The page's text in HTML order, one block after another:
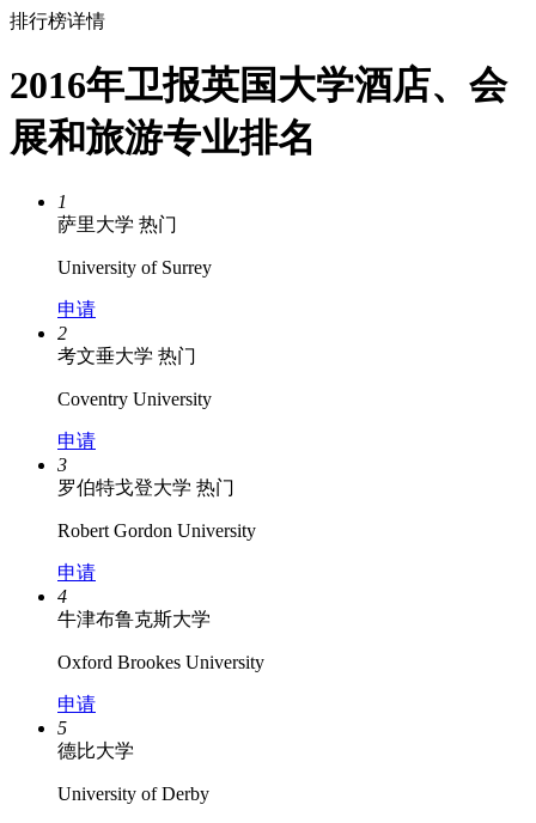
排行榜详情
2016年卫报英国大学酒店、会
展和旅游专业排名
1
萨里大学 热门
University of Surrey
申请
2
考文垂大学 热门
Coventry University
申请
3
罗伯特戈登大学 热门
Robert Gordon University
申请
4
牛津布鲁克斯大学
Oxford Brookes University
申请
5
德比大学
University of Derby